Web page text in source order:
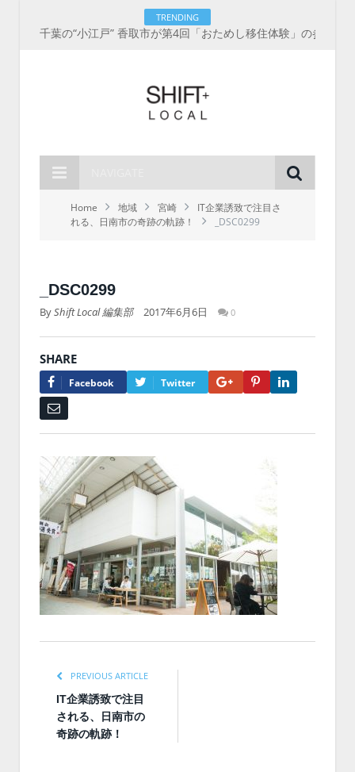
TRENDING
Home 地域 宮崎
IT企業誘致で注目さ
れる、日南市の奇跡の軌跡！
_DSC0299
_DSC0299
ByShift Local 編集部 2017年6月6日 0
SHARE
Facebook Twitter Google+Pinterest
PREVIOUS ARTICLE
IT企業誘致で注目
される、日南市の
奇跡の軌跡！